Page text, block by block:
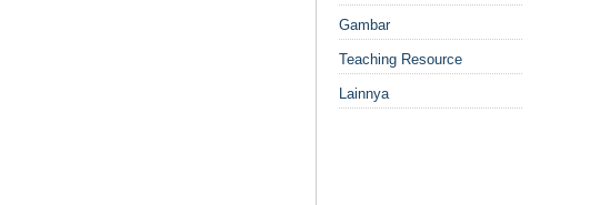
Gambar
Teaching Resource
Lainnya